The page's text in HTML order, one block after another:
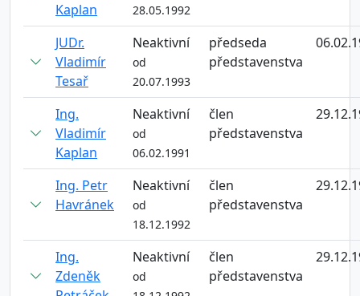
Kaplan
28.05.1992
JUDr.
Vladimír
Tesař
Neaktivní
od
20.07.1993
předseda
představenstva
Ing.
Vladimír
Kaplan
Neaktivní
od
06.02.1991
člen
představenstva
Ing. Petr
Havránek
Neaktivní
od
18.12.1992
člen
představenstva
Ing.
Zdeněk
Neaktivní
od
člen
představenstva